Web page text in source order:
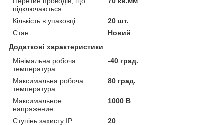
підключаються
Кількість в упаковці
20 шт.
Стан
Новий
Додаткові характеристики
Мінімальна робоча
температура
-40 град.
Максимальна робоча
температура
80 град.
Максимальное
напряжение
1000 В
Ступінь захисту IP 20